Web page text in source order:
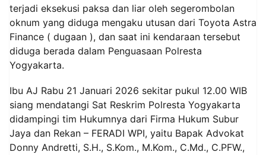
terjadi eksekusi paksa dan liar oleh segerombolan
oknum yang diduga mengaku utusan dari Toyota Astra
Finance ( dugaan ), dan saat ini kendaraan tersebut
diduga berada dalam Penguasaan Polresta
Yogyakarta.
Ibu AJ Rabu 21 Januari 2026 sekitar pukul 12.00 WIB
siang mendatangi Sat Reskrim Polresta Yogyakarta
didampingi tim Hukumnya dari Firma Hukum Subur
Jaya dan Rekan – FERADI WPI, yaitu Bapak Advokat
Donny Andretti, S.H., S.Kom., M.Kom., C.Md., C.PFW.,